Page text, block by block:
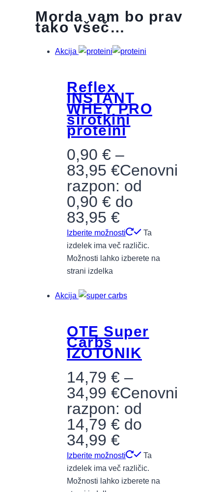
Morda vam bo prav
tako všeč…
Akcija
Reflex
INSTANT
WHEY PRO
sirotkini
proteini
0,90 € –
83,95 €Cenovni
razpon: od
0,90 € do
83,95 €
Izberite možnosti
Ta
izdelek ima več različic.
Možnosti lahko izberete na
strani izdelka
Akcija
OTE Super
Carbs
IZOTONIK
14,79 € –
34,99 €Cenovni
razpon: od
14,79 € do
34,99 €
Izberite možnosti
Ta
izdelek ima več različic.
Možnosti lahko izberete na